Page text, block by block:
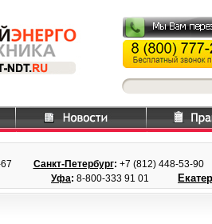
67 Санкт-Петербург: +7 (812) 448-53-
Уфа: 8-800-333 91 01